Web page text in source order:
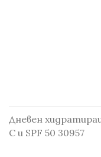
Дневен
С и SPF 50 30957